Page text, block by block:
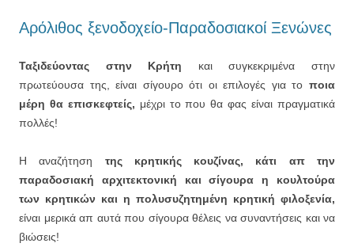
Αρόλιθος ξενοδοχείο-Παραδοσιακοί Ξενώνες
Ταξιδεύοντας στην Κρήτη και συγκεκριμένα στην
πρωτεύουσα της, είναι σίγουρο ότι οι επιλογές για το ποια
μέρη θα επισκεφτείς, μέχρι το που θα φας είναι πραγματικά
πολλές!
Η αναζήτηση της κρητικής κουζίνας, κάτι απ την
παραδοσιακή αρχιτεκτονική και σίγουρα η κουλτούρα
των κρητικών και η πολυσυζητημένη κρητική φιλοξενία,
είναι μερικά απ αυτά που σίγουρα θέλεις να συναντήσεις και να
βιώσεις!